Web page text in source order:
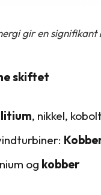
gir en signifikant
skiftet
litium, nikkel,
og kobber